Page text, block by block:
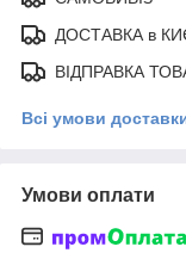
ДОСТАВКА в
ВІДПРАВКА
Всі умови
Умови оплати